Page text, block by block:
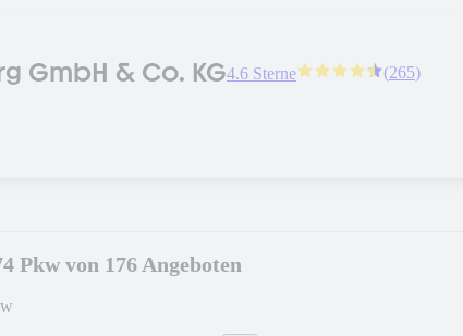
GmbH & Co. KG4.6 Sterne (265)
Pkw von 176 Angeboten